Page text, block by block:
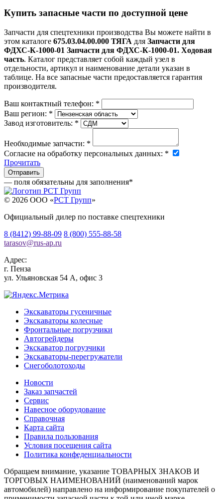
Купить запасные части по доступной цене
Запчасти для спецтехники производства Вы можете найти в
этом каталоге 675.03.04.00.000 ТЯГА для Запчасти для
ФДХС-К-1000-01 Запчасти для ФДХС-К-1000-01. Ходовая
часть. Каталог представляет собой каждый узел в
отдельности, артикул и наименование детали указан в
таблице. На все запасные части предоставляется гарантия
производителя.
Ваш контактный телефон: *
Ваш регион: *
Завод изготовитель: *
Необходимые запчасти: *
Согласие на обработку персональных данных: *
Прочитать
— поля обязательны для заполнения*
© 2026 OOO «РСТ Групп»
Официальный дилер по поставке спецтехники
8 (8412) 99-88-09 8 (800) 555-88-58
tarasov@rus-ap.ru
Адрес:
г. Пенза
ул. Ульяновская 54 А, офис 3
Экскаваторы гусеничные
Экскаваторы колесные
Фронтальные погрузчики
Автогрейдеры
Экскаватор погрузчики
Экскаваторы-перегружатели
Снегоболотоходы
Новости
Заказ запчастей
Сервис
Навесное оборудование
Справочная
Карта сайта
Правила пользования
Условия посещения сайта
Политика конфеденциальности
Обращаем внимание, указание ТОВАРНЫХ ЗНАКОВ И
ТОРГОВЫХ НАИМЕНОВАНИЙ (наименований марок
автомобилей) направлено на информирование покупателей о